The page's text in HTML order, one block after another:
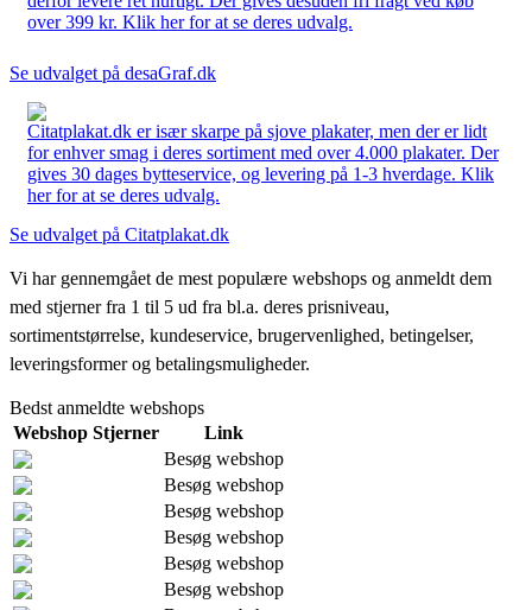
over 399 kr. Klik her for at se deres udvalg.
Se udvalget på desaGraf.dk
Citatplakat.dk er især skarpe på sjove plakater, men der er lidt
for enhver smag i deres sortiment med over 4.000 plakater. Der
gives 30 dages bytteservice, og levering på 1-3 hverdage. Klik
her for at se deres udvalg.
Se udvalget på Citatplakat.dk
Vi har gennemgået de mest populære webshops og anmeldt dem
med stjerner fra 1 til 5 ud fra bl.a. deres prisniveau,
sortimentstørrelse, kundeservice, brugervenlighed, betingelser,
leveringsformer og betalingsmuligheder.
Bedst anmeldte webshops
Webshop Stjerner
Link
Besøg webshop
Besøg webshop
Besøg webshop
Besøg webshop
Besøg webshop
Besøg webshop